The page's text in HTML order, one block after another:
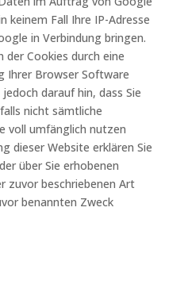
keinem Fall Ihre IP-Adresse
in Verbindung bringen.
der Cookies durch eine
Ihrer Browser Software
darauf hin, dass Sie
nicht sämtliche
voll umfänglich nutzen
dieser Website erklären Sie
über Sie erhobenen
zuvor beschriebenen Art
benannten Zweck